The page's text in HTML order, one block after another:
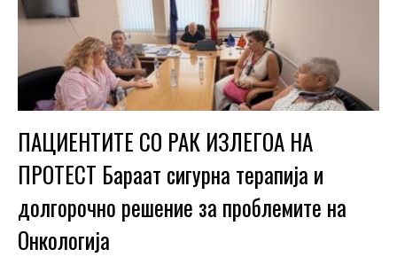
ПАЦИЕНТИТЕ СО РАК ИЗЛЕГОА НА
ПРОТЕСТ Бараат сигурна терапија и
долгорочно решение за проблемите на
Онкологија